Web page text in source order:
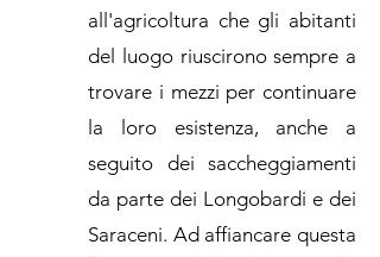
all'agricoltura che gli abitanti
del luogo riuscirono sempre a
trovare i mezzi per continuare
la loro esistenza, anche a
seguito dei saccheggiamenti
da parte dei Longobardi e dei
Saraceni. Ad affiancare questa